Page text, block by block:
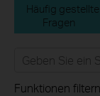
Häufig gestellte
Fragen
Funktionen